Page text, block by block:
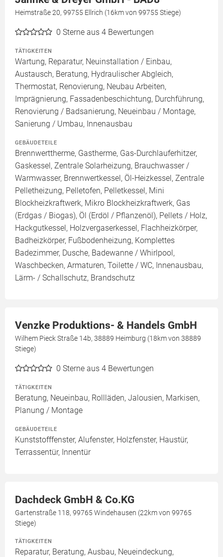
Heimstraße 20, 99755 Ellrich (16km von 99755 Stiege)
0 Sterne aus 4 Bewertungen
TÄTIGKEITEN
Wartung, Reparatur, Neuinstallation / Einbau,
Austausch, Beratung, Hydraulischer Abgleich,
Thermostat, Renovierung, Neubau Arbeiten,
Imprägnierung, Fassadenbeschichtung, Durchführung,
Renovierung / Badsanierung, Neueinbau / Montage,
Sanierung / Umbau, Innenausbau
GEBÄUDETEILE
Brennwerttherme, Gastherme, Gas-Durchlauferhitzer,
Gaskessel, Zentrale Solarheizung, Brauchwasser /
Warmwasser, Brennwertkessel, Öl-Heizkessel, Zentrale
Pelletheizung, Pelletofen, Pelletkessel, Mini
Blockheizkraftwerk, Mikro Blockheizkraftwerk, Gas
(Erdgas / Biogas), Öl (Erdöl / Pflanzenöl), Pellets / Holz,
Hackgutkessel, Holzvergaserkessel, Flachheizkörper,
Badheizkörper, Fußbodenheizung, Komplettes
Badezimmer, Dusche, Badewanne / Whirlpool,
Waschbecken, Armaturen, Toilette / WC, Innenausbau,
Lärm- / Schallschutz, Brandschutz
Venzke Produktions- & Handels GmbH
Wilhem Pieck Straße 14b, 38889 Heimburg (18km von 38889
Stiege)
0 Sterne aus 4 Bewertungen
TÄTIGKEITEN
Beratung, Neueinbau, Rollläden, Jalousien, Markisen,
Planung / Montage
GEBÄUDETEILE
Kunststofffenster, Alufenster, Holzfenster, Haustür,
Terrassentür, Innentür
Dachdeck GmbH & Co.KG
Gartenstraße 118, 99765 Windehausen (22km von 99765
Stiege)
TÄTIGKEITEN
Reparatur, Beratung, Ausbau, Neueindeckung,